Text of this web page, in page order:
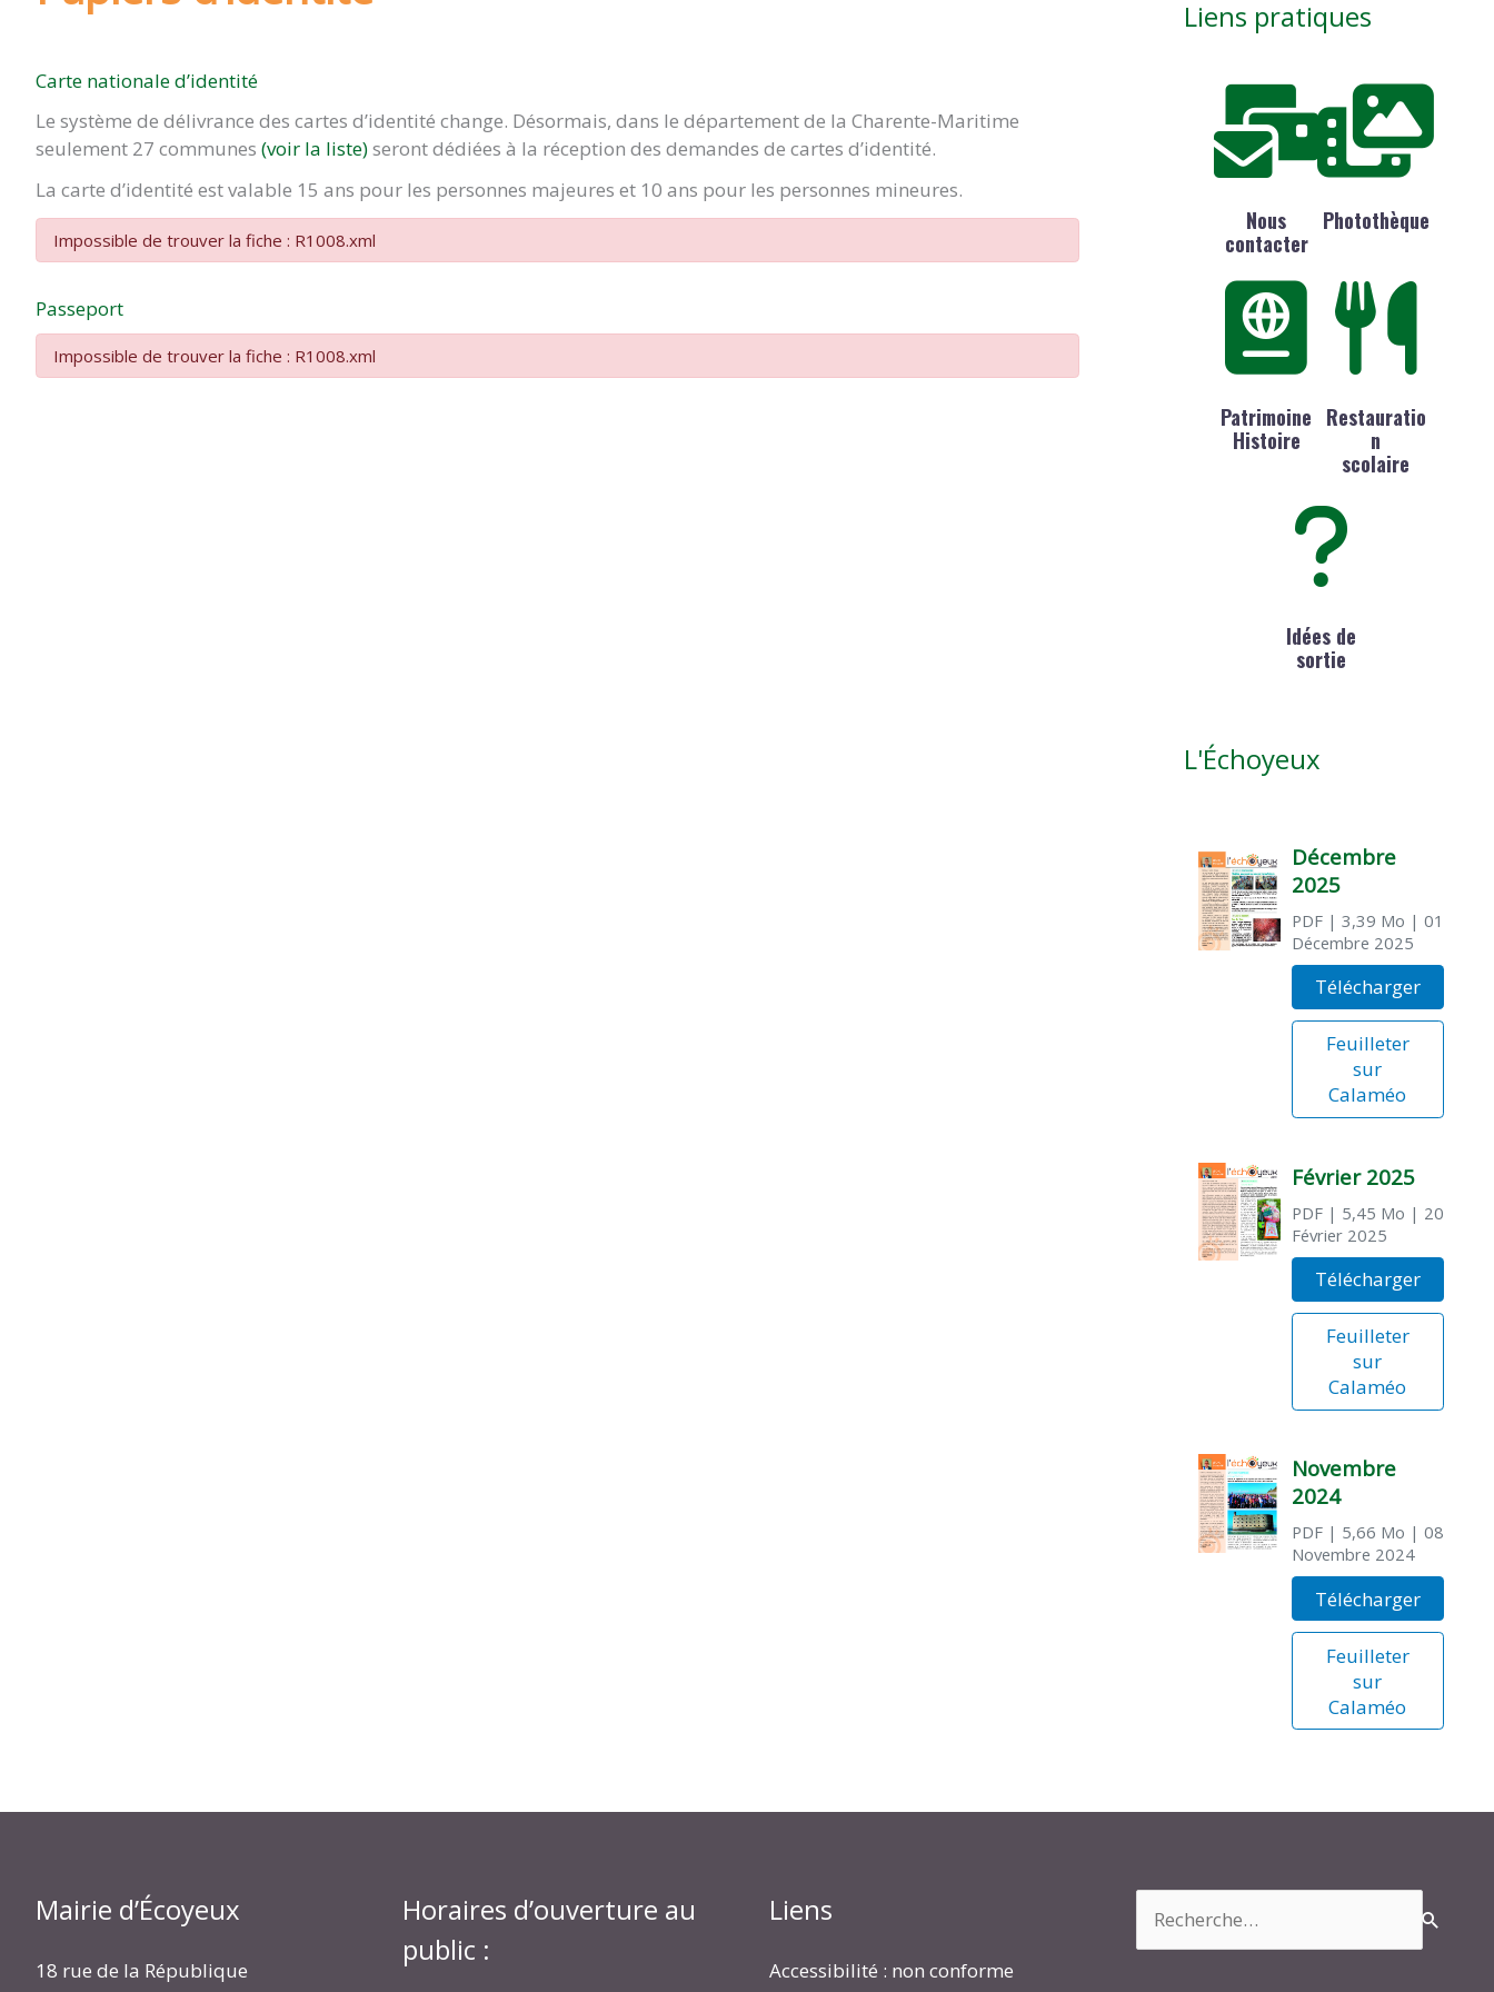
Carte nationale d’identité
Le système de délivrance des cartes d’identité change. Désormais, dans le département de la Charente-Maritime
seulement 27 communes (voir la liste)seront dédiées à la réception des demandes de cartes d’identité.
La carte d’identité est valable 15 ans pour les personnes majeures et 10 ans pour les personnes mineures.
Impossible de trouver la fiche : R1008.xml
Passeport
Impossible de trouver la fiche : R1008.xml
Liens pratiques
Nous
contacter
Photothèque
Patrimoine
Histoire
Restauratio
n
scolaire
Idées de
sortie
L'Échoyeux
Décembre
2025
PDF| 3,39 Mo | 01
Décembre 2025
Télécharger
Feuilleter
sur
Calaméo
Février 2025
PDF| 5,45 Mo | 20
Février 2025
Télécharger
Feuilleter
sur
Calaméo
Novembre
2024
PDF| 5,66 Mo | 08
Novembre 2024
Télécharger
Feuilleter
sur
Calaméo
Mairie d’Écoyeux
18 rue de la République
Horaires d’ouverture au
public :
Liens
Accessibilité : non conforme